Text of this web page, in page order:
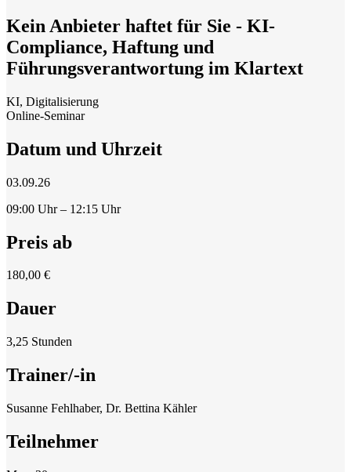
Kein Anbieter haftet für Sie - KI-
Compliance, Haftung und
Führungsverantwortung im Klartext
KI, Digitalisierung
Online-Seminar
Datum und Uhrzeit
03.09.26
09:00 Uhr – 12:15 Uhr
Preis ab
180,00 €
Dauer
3,25 Stunden
Trainer/-in
Susanne Fehlhaber, Dr. Bettina Kähler
Teilnehmer